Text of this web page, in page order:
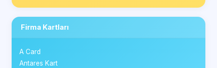
Firma Kartları
A Card
Antares Kart